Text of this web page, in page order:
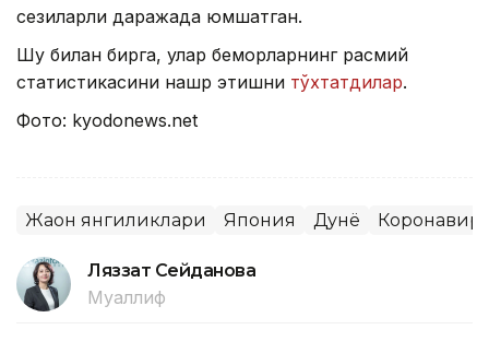
сезиларли даражада юмшатган.
Шу билан бирга, улар беморларнинг расмий
статистикасини нашр этишни тўхтатдилар.
Фото: kyodonews.net
Жаҳон янгиликлари Япония Дунё
Ляззат Сейданова
Муаллиф